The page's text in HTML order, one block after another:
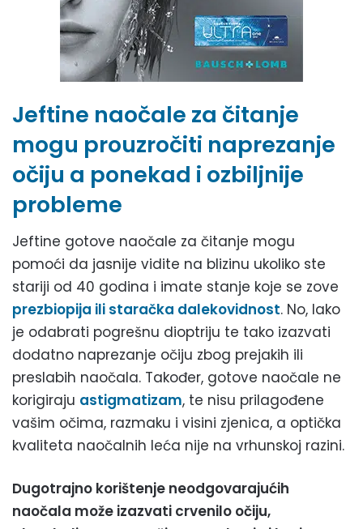
Jeftine naočale za čitanje
mogu prouzročiti naprezanje
očiju a ponekad i ozbiljnije
probleme
Jeftine gotove naočale za čitanje mogu
pomoći da jasnije vidite na blizinu ukoliko ste
stariji od 40 godina i imate stanje koje se zove
prezbiopija ili staračka dalekovidnost. No, lako
je odabrati pogrešnu dioptriju te tako izazvati
dodatno naprezanje očiju zbog prejakih ili
preslabih naočala. Također, gotove naočale ne
korigiraju astigmatizam, te nisu prilagođene
vašim očima, razmaku i visini zjenica, a optička
kvaliteta naočalnih leća nije na vrhunskoj razini.
Dugotrajno korištenje neodgovarajućih
naočala može izazvati crvenilo očiju,